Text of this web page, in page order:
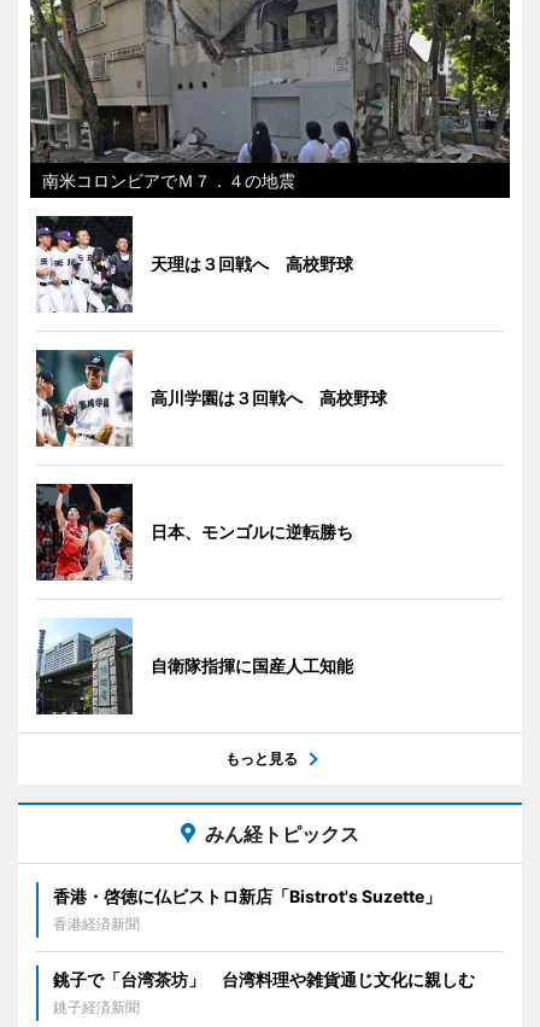
南米コロンビアでＭ７．４の地震
天理は３回戦へ 高校野球
高川学園は３回戦へ 高校野球
日本、モンゴルに逆転勝ち
自衛隊指揮に国産人工知能
もっと見る
みん経トピックス
香港・啓徳に仏ビストロ新店「Bistrot's Suzette」
香港経済新聞
銚子で「台湾茶坊」 台湾料理や雑貨通じ文化に親しむ
銚子経済新聞